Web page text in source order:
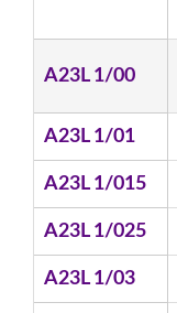
A23L 1/00
A23L 1/01
A23L 1/015
A23L 1/025
A23L 1/03